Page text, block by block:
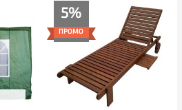
5%
ПРОМО
Original
price
was:
185.00€
(361.83
лв.).
Текущата
е:
175.00€
(342.27
лв.).